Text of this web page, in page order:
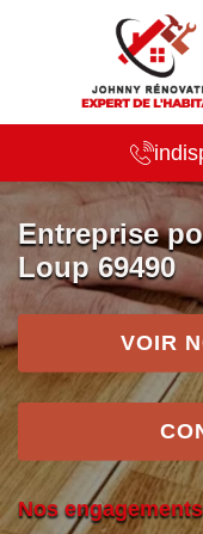
Entreprise
Loup 69490
VOIR
Nos engagements